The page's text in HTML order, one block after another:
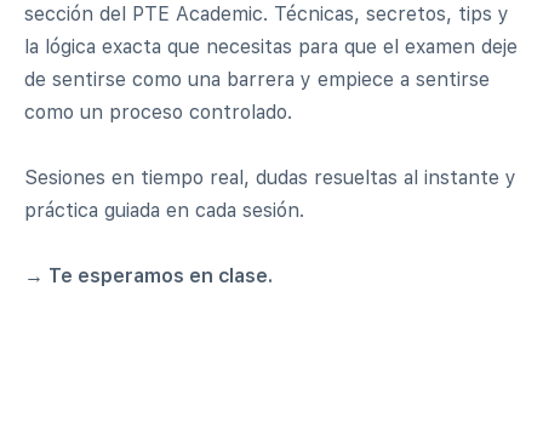
sección del PTE Academic. Técnicas, secretos, tips y
la lógica exacta que necesitas para que el examen deje
de sentirse como una barrera y empiece a sentirse
como un proceso controlado.
Sesiones en tiempo real, dudas resueltas al instante y
práctica guiada en cada sesión.
→ Te esperamos en clase.